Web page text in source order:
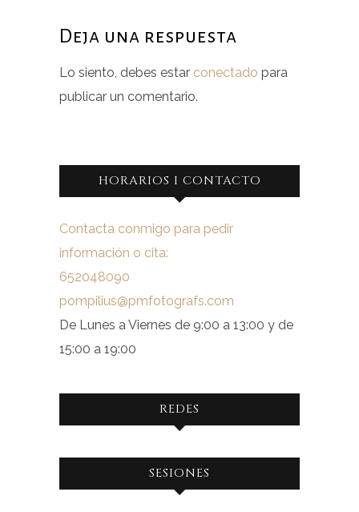
Deja una respuesta
Lo siento, debes estar conectado para
publicar un comentario.
HORARIOS I CONTACTO
Contacta conmigo para pedir
información o cita:
652048090
pompilius@pmfotografs.com
De Lunes a Viernes de 9:00 a 13:00 y de
15:00 a 19:00
REDES
Ver
Ver
SESIONES